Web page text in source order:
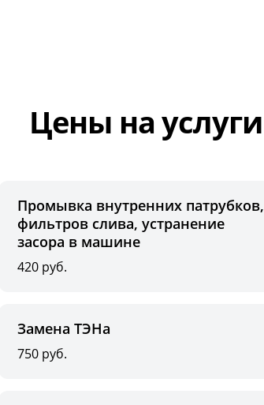
Цены на услуги
Промывка внутренних патрубков,
фильтров слива, устранение
засора в машине
420 руб.
Замена ТЭНа
750 руб.